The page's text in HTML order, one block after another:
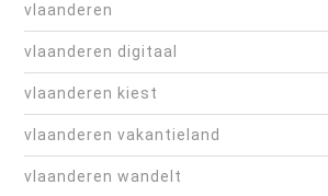
vlaanderen
vlaanderen digitaal
vlaanderen kiest
vlaanderen vakantieland
vlaanderen wandelt